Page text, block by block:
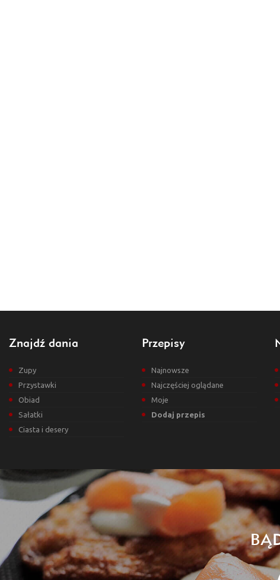
Znajdź dania
Zupy
Przystawki
Obiad
Sałatki
Ciasta i desery
Przepisy
Najnowsze
Najczęściej oglądane
Moje
Dodaj przepis